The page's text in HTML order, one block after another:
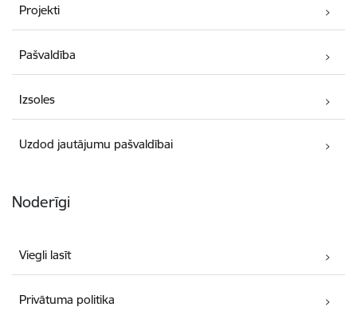
Projekti
Pašvaldība
Izsoles
Uzdod jautājumu pašvaldībai
Noderīgi
Viegli lasīt
Privātuma politika